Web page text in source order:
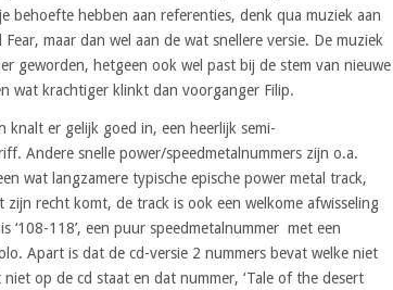
behoefte hebben aan referenties, denk qua muziek aan
maar dan wel aan de wat snellere versie. De muziek
geworden, hetgeen ook wel past bij de stem van nieuwe
wat krachtiger klinkt dan voorganger Filip.
knalt er gelijk goed in, een heerlijk semi-
Andere snelle power/speedmetalnummers zijn o.a.
een wat langzamere typische epische power metal track,
recht komt, de track is ook een welkome afwisseling
‘108-118’, een puur speedmetalnummer met een
Apart is dat de cd-versie 2 nummers bevat welke niet
op de cd staat en dat nummer, ‘Tale of the desert